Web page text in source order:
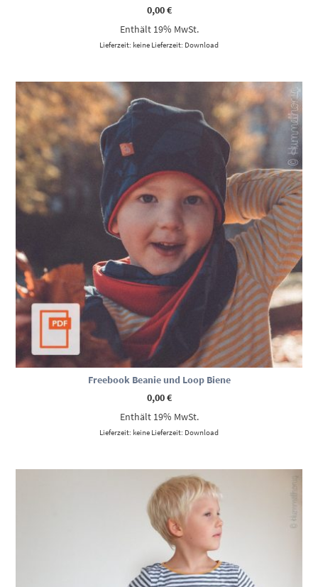
0,00€
Enthält 19% MwSt.
Lieferzeit: keine Lieferzeit: Download
Freebook Beanie und Loop Biene
0,00€
Enthält 19% MwSt.
Lieferzeit: keine Lieferzeit: Download